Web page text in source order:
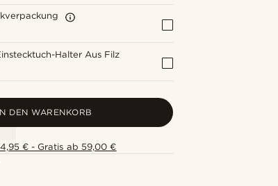
Halter Aus Filz
DEN WARENKORB
€ - Gratis ab 59,00 €